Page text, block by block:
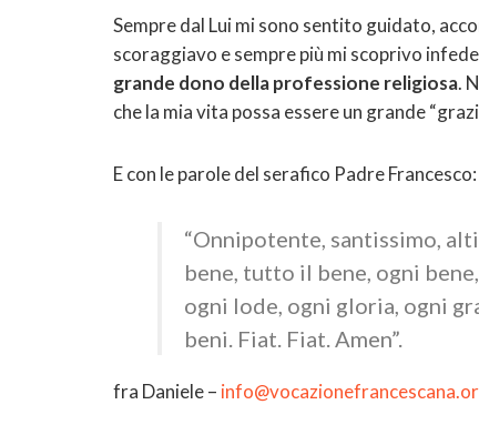
Sempre dal Lui mi sono sentito guidato,
scoraggiavo e sempre più mi scoprivo
grande dono della professione religiosa.
che la mia vita possa essere un grande
E con le parole del serafico Padre Francesco:
“Onnipotente, santissimo,
bene, tutto il bene, ogni
ogni lode, ogni gloria, ogni
beni. Fiat. Fiat. Amen”.
fra Daniele –